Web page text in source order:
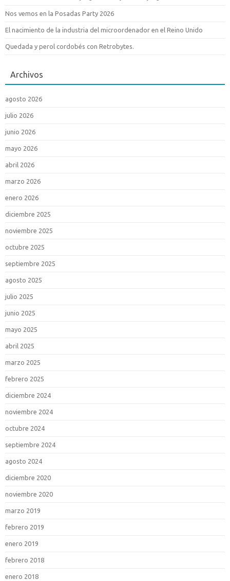
Nos vemos en la Posadas Party 2026
El nacimiento de la industria del microordenador en el Reino Unido
Quedada y perol cordobés con Retrobytes.
Archivos
agosto 2026
julio 2026
junio 2026
mayo 2026
abril 2026
marzo 2026
enero 2026
diciembre 2025
noviembre 2025
octubre 2025
septiembre 2025
agosto 2025
julio 2025
junio 2025
mayo 2025
abril 2025
marzo 2025
febrero 2025
diciembre 2024
noviembre 2024
octubre 2024
septiembre 2024
agosto 2024
diciembre 2020
noviembre 2020
marzo 2019
febrero 2019
enero 2019
febrero 2018
enero 2018